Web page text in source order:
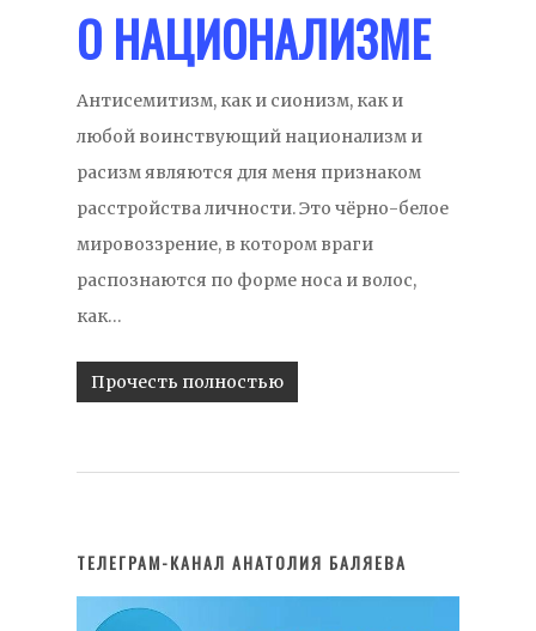
О НАЦИОНАЛИЗМЕ
Антисемитизм, как и сионизм, как и
любой воинствующий национализм и
расизм являются для меня признаком
расстройства личности. Это чёрно-белое
мировоззрение, в котором враги
распознаются по форме носа и волос,
как…
Прочесть полностью
ТЕЛЕГРАМ-КАНАЛ АНАТОЛИЯ БАЛЯЕВА